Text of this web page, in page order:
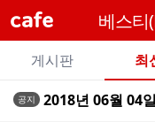
cafe 베스티
카
게시판 최
전공지 2018년 06월 04